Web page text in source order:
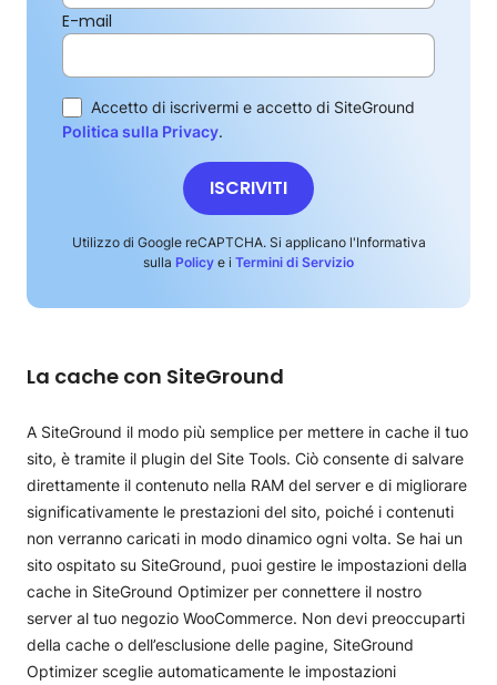
E-mail
Accetto di iscrivermi e accetto di SiteGround
Politica sulla Privacy.
ISCRIVITI
Utilizzo di Google reCAPTCHA. Si applicano l'Informativa
sulla Policy e i Termini di Servizio
La cache con SiteGround
A SiteGround il modo più semplice per mettere in cache il tuo
sito, è tramite il plugin del Site Tools. Ciò consente di salvare
direttamente il contenuto nella RAM del server e di migliorare
significativamente le prestazioni del sito, poiché i contenuti
non verranno caricati in modo dinamico ogni volta. Se hai un
sito ospitato su SiteGround, puoi gestire le impostazioni della
cache in SiteGround Optimizer per connettere il nostro
server al tuo negozio WooCommerce. Non devi preoccuparti
della cache o dell’esclusione delle pagine, SiteGround
Optimizer sceglie automaticamente le impostazioni